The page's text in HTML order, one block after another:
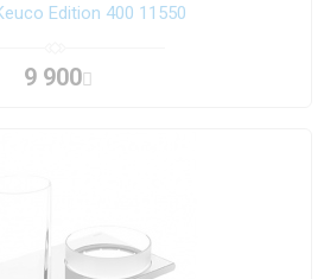
Edition 400 11550
9 900